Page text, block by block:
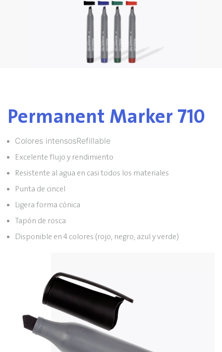
Permanent Marker 710
Colores intensosRefillable
Excelente flujo y rendimiento
Resistente al agua en casi todos los materiales
Punta de cincel
Ligera forma cónica
Tapón de rosca
Disponible en 4 colores (rojo, negro, azul y verde)